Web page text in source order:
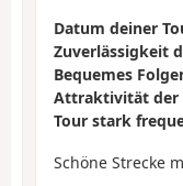
Datum deiner
Zuverlässigkeit
Bequemes
Attraktivität der
Tour stark
Schöne Strecke